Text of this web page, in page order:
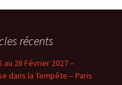
récents
au 28 Février 2027 –
dans la Tempête – Paris